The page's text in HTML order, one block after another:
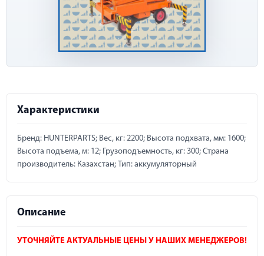
Характеристики
Бренд: HUNTERPARTS; Вес, кг: 2200; Высота подхвата, мм: 1600;
Высота подъема, м: 12; Грузоподъемность, кг: 300; Страна
производитель: Казахстан; Тип: аккумуляторный
Описание
УТОЧНЯЙТЕ АКТУАЛЬНЫЕ ЦЕНЫ У НАШИХ МЕНЕДЖЕРОВ!